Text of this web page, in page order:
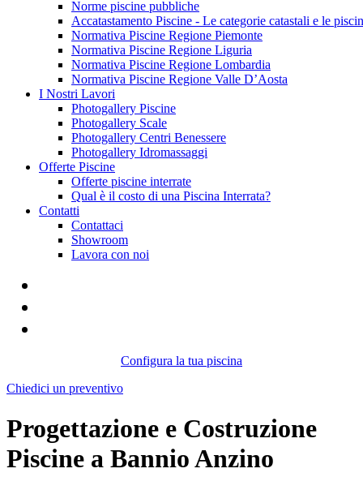
Norme piscine pubbliche
Accatastamento Piscine - Le categorie catastali e le
Normativa Piscine Regione Piemonte
Normativa Piscine Regione Liguria
Normativa Piscine Regione Lombardia
Normativa Piscine Regione Valle D’Aosta
I Nostri Lavori
Photogallery Piscine
Photogallery Scale
Photogallery Centri Benessere
Photogallery Idromassaggi
Offerte Piscine
Offerte piscine interrate
Qual è il costo di una Piscina Interrata?
Contatti
Contattaci
Showroom
Lavora con noi
Configura la tua piscina
Chiedici un preventivo
Progettazione e Costruzione
Piscine a Bannio Anzino